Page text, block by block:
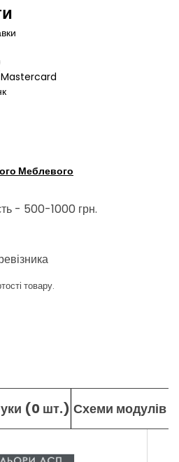
Mastercard
Меблевого
- 500-1000 грн.
товару.
(0 шт.) Схеми модулів